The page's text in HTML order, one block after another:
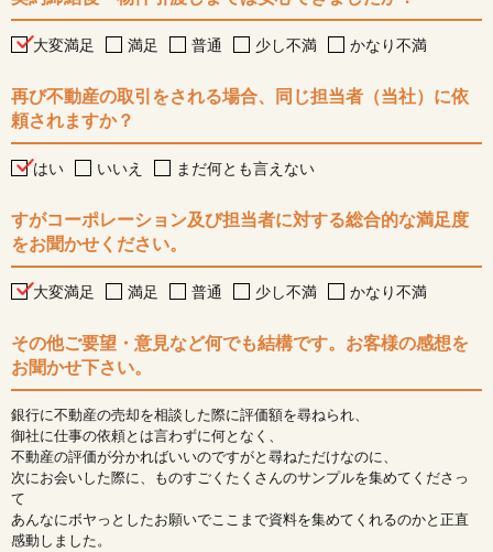
大変満足 満足 普通 少し不満 かなり不満
再び不動産の取引をされる場合、同じ担当者（当社）に依
頼されますか？
はい いいえ まだ何とも言えない
すがコーポレーション及び担当者に対する総合的な満足度
をお聞かせください。
大変満足 満足 普通 少し不満 かなり不満
その他ご要望・意見など何でも結構です。お客様の感想を
お聞かせ下さい。
銀行に不動産の売却を相談した際に評価額を尋ねられ、
御社に仕事の依頼とは言わずに何となく、
不動産の評価が分かればいいのですがと尋ねただけなのに、
次にお会いした際に、ものすごくたくさんのサンプルを集めてくださっ
て
あんなにボヤっとしたお願いでここまで資料を集めてくれるのかと正直
感動しました。